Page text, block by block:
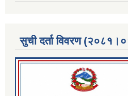
सुची दर्ता विवरण